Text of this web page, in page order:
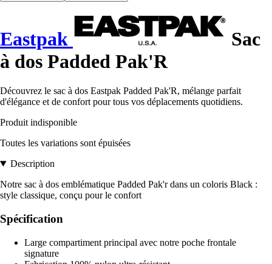
Eastpak
Sac
à dos Padded Pak'R
Découvrez le sac à dos Eastpak Padded Pak'R, mélange parfait
d'élégance et de confort pour tous vos déplacements quotidiens.
Produit indisponible
Toutes les variations sont épuisées
Description
Notre sac à dos emblématique Padded Pak'r dans un coloris Black :
style classique, conçu pour le confort
Spécification
Large compartiment principal avec notre poche frontale
signature